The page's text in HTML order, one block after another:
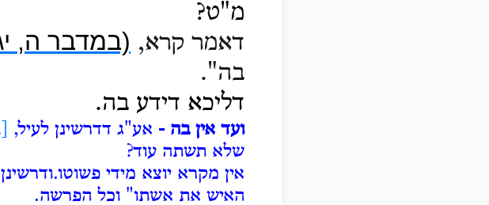
מ"ט?
דאמר קרא, (במדבר ה,
בה".
דליכא דידע בה.
ועד אין בה - אע"ג דדרשינן לעיל,
שלא תשתה עוד?
אין מקרא יוצא מידי
האיש את אשתו" וכל הפרשה.